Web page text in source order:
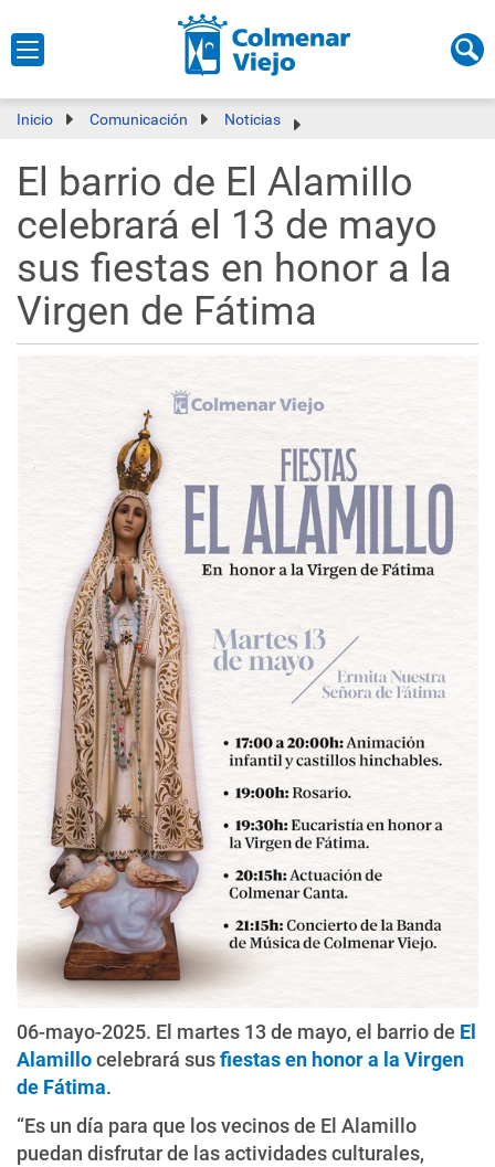
Inicio Comunicación Noticias
El barrio de El Alamillo
celebrará el 13 de mayo
sus fiestas en honor a la
Virgen de Fátima
06-mayo-2025. El martes 13 de mayo, el barrio de El
Alamillocelebrará susfiestas en honor a la Virgen
de Fátima.
“Es un día para que los vecinos de El Alamillo
puedan disfrutar de las actividades culturales,